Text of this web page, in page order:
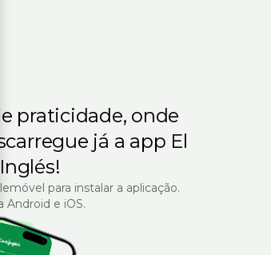
praticidade, onde
já a app El
para instalar a aplicação.
Android e iOS.